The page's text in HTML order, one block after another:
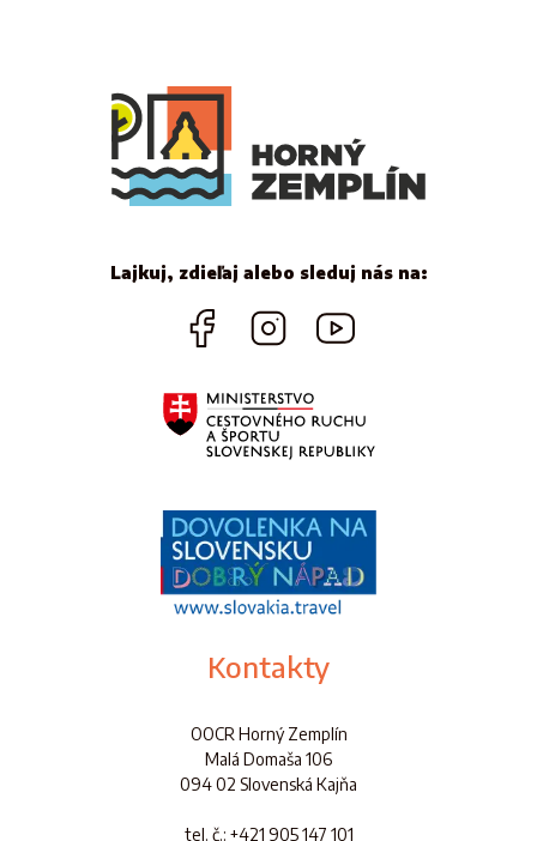
Lajkuj, zdieľaj alebo sleduj nás na:
Kontakty
OOCR Horný Zemplín
Malá Domaša 106
094 02 Slovenská Kajňa
tel. č.: +421 905 147 101